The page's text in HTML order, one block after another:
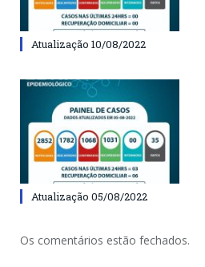
Atualização 10/08/2022
Atualização 05/08/2022
Os comentários estão fechados.